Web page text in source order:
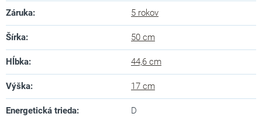
Záruka: 5 rokov
Šírka: 50 cm
Hĺbka: 44,6 cm
Výška: 17 cm
Energetická trieda: D